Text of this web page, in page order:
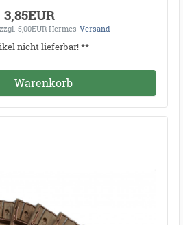
3,85EUR
zzgl. 5,00EUR Hermes-Versand
nicht lieferbar! **
Warenkorb